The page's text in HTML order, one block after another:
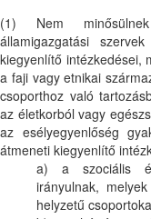
(1) Nem
államigazgatási
kiegyenlítő intézkedései,
a faji vagy etnikai
csoporthoz való
az életkorból vagy
az esélyegyenlőség
átmeneti kiegyenlítő
a) a szociális
irányulnak,
helyzetű